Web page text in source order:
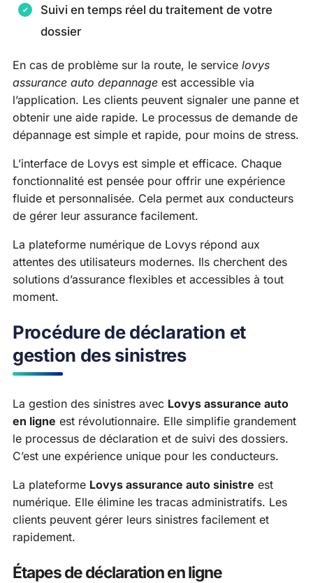
Suivi en temps réel du traitement de votre
dossier
En cas de problème sur la route, le service lovys
assurance auto depannage est accessible via
l’application. Les clients peuvent signaler une panne et
obtenir une aide rapide. Le processus de demande de
dépannage est simple et rapide, pour moins de stress.
L’interface de Lovys est simple et efficace. Chaque
fonctionnalité est pensée pour offrir une expérience
fluide et personnalisée. Cela permet aux conducteurs
de gérer leur assurance facilement.
La plateforme numérique de Lovys répond aux
attentes des utilisateurs modernes. Ils cherchent des
solutions d’assurance flexibles et accessibles à tout
moment.
Procédure de déclaration et
gestion des sinistres
La gestion des sinistres avec Lovys assurance auto
en ligne est révolutionnaire. Elle simplifie grandement
le processus de déclaration et de suivi des dossiers.
C’est une expérience unique pour les conducteurs.
La plateforme Lovys assurance auto sinistre est
numérique. Elle élimine les tracas administratifs. Les
clients peuvent gérer leurs sinistres facilement et
rapidement.
Étapes de déclaration en ligne